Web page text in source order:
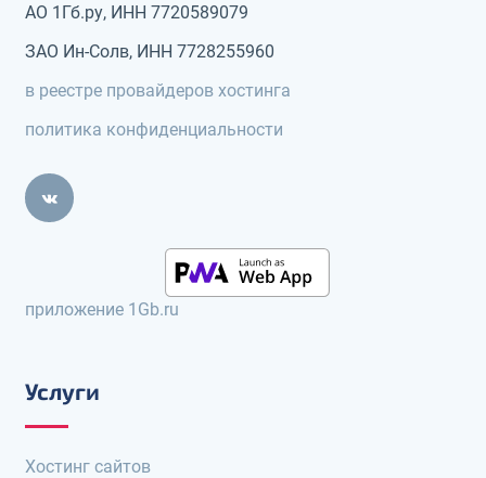
АО 1Гб.ру, ИНН 7720589079
ЗАО Ин-Солв, ИНН 7728255960
в реестре провайдеров хостинга
политика конфиденциальности
приложение 1Gb.ru
Услуги
Хостинг сайтов